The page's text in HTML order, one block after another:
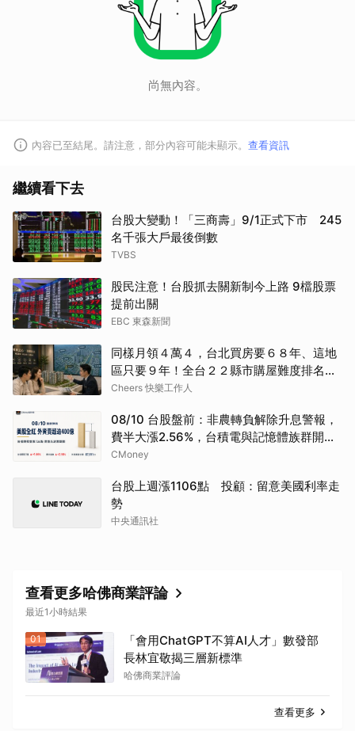
尚無內容。
內容已至結尾。請注意，部分內容可能未顯示。 查看資訊
繼續看下去
台股大變動！「三商壽」9/1正式下市 245
名千張大戶最後倒數
TVBS
股民注意！台股抓去關新制今上路 9檔股票
提前出關
EBC 東森新聞
同樣月領４萬４，台北買房要６８年、這地
區只要９年！全台２２縣市購屋難度排名一
次看
Cheers 快樂工作人
08/10 台股盤前：非農轉負解除升息警報，
費半大漲2.56%，台積電與記憶體族群開高
能守住嗎
CMoney
台股上週漲1106點 投顧：留意美國利率走
勢
中央通訊社
查看更多哈佛商業評論
最近1小時結果
01
「會用ChatGPT不算AI人才」數發部
長林宜敬揭三層新標準
哈佛商業評論
查看更多